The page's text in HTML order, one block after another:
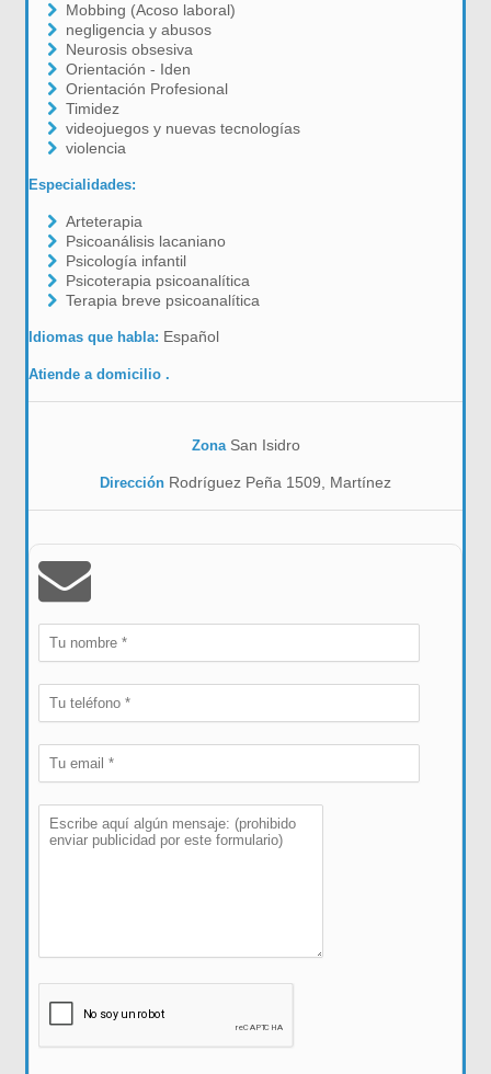
Mobbing (Acoso laboral)
negligencia y abusos
Neurosis obsesiva
Orientación - Iden
Orientación Profesional
Timidez
videojuegos y nuevas tecnologías
violencia
Especialidades:
Arteterapia
Psicoanálisis lacaniano
Psicología infantil
Psicoterapia psicoanalítica
Terapia breve psicoanalítica
Idiomas que habla: Español
Atiende a domicilio .
Zona San Isidro
Dirección Rodríguez Peña 1509, Martínez